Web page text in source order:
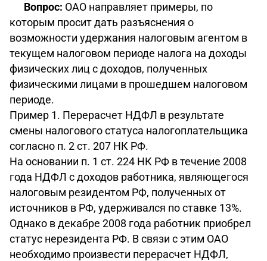
Вопрос: ОАО направляет примеры, по
которым просит дать разъяснения о
возможности удержания налоговым агентом в
текущем налоговом периоде налога на доходы
физических лиц с доходов, полученных
физическими лицами в прошедшем налоговом
периоде.
Пример 1. Перерасчет НДФЛ в результате
смены налогового статуса налогоплательщика
согласно п. 2 ст. 207 НК РФ.
На основании п. 1 ст. 224 НК РФ в течение 2008
года НДФЛ с доходов работника, являющегося
налоговым резидентом РФ, полученных от
источников в РФ, удерживался по ставке 13%.
Однако в декабре 2008 года работник приобрел
статус нерезидента РФ. В связи с этим ОАО
необходимо произвести перерасчет НДФЛ,